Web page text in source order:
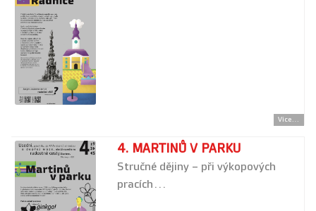
Více...
4. MARTINŮ V PARKU
Stručné dějiny – při výkopových
pracích…